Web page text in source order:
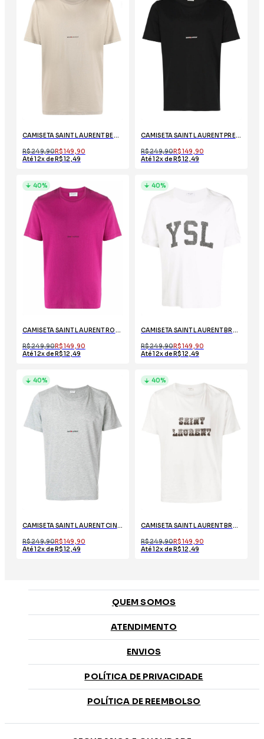
CAMISETA SAINT LAURENT BEGE COM LOGO
R$ 249,90R$ 149,90
Até 12x de R$ 12,49
CAMISETA SAINT LAURENT PRETO COM LOGO
R$ 249,90R$ 149,90
Até 12x de R$ 12,49
CAMISETA SAINT LAURENT ROSA COM LOGO
R$ 249,90R$ 149,90
Até 12x de R$ 12,49
40%
CAMISETA SAINT LAURENT BRANCA COM ESTAMPA YSL
R$ 249,90R$ 149,90
Até 12x de R$ 12,49
40%
CAMISETA SAINT LAURENT CINZA COM LOGO
R$ 249,90R$ 149,90
Até 12x de R$ 12,49
40%
CAMISETA SAINT LAURENT BRANCA COM ESTAMPA
R$ 249,90R$ 149,90
Até 12x de R$ 12,49
40%
QUEM SOMOS
ATENDIMENTO
ENVIOS
POLÍTICA DE PRIVACIDADE
POLÍTICA DE REEMBOLSO